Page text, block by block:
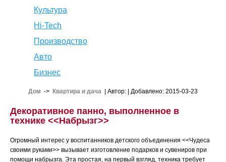
Культура
Hi-Tech
Производство
Авто
Бизнес
Дом -> Квартира и дача | Автор: | Добавлено: 2015-03-23
Декоративное панно, выполненное в
технике <<Набрызг>>
Огромный интерес у воспитанников детского объединения <<Чудеса
своими руками>> вызывает изготовление подарков и сувениров при
помощи набрызга. Эта простая, на первый взгляд, техника требует